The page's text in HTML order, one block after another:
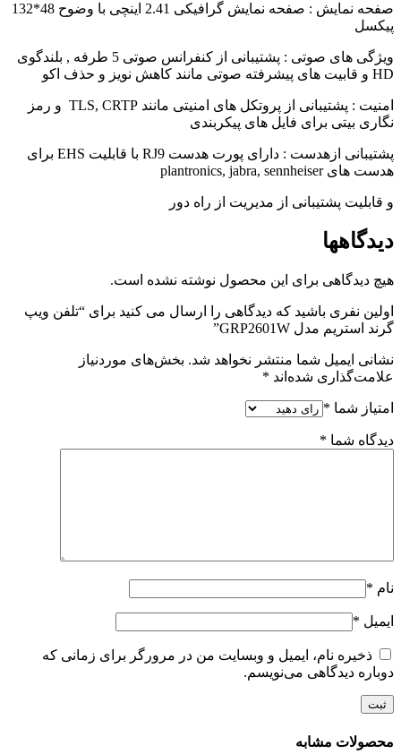
صفحه نمایش : صفحه نمایش گرافیکی 2.41 اینچی با وضوح 48*132
پیکسل
ویژگی های صوتی : پشتیبانی از کنفرانس صوتی 5 طرفه , بلندگوی
HD و قابیت های پیشرفته صوتی مانند کاهش نویز و حذف اکو
امنیت : پشتیبانی از پروتکل های امنیتی مانند TLS, CRTP و رمز
نگاری بیتی برای فایل های پیکربندی
پشتیبانی ازهدست : دارای پورت هدست RJ9 با قابلیت EHS برای
هدست های plantronics, jabra, sennheiser
و قابلیت پشتیبانی از مدیریت از راه دور
دیدگاهها
هیچ دیدگاهی برای این محصول نوشته نشده است.
اولین نفری باشید که دیدگاهی را ارسال می کنید برای “تلفن ویپ
گرند استریم مدل GRP2601W”
نشانی ایمیل شما منتشر نخواهد شد. بخش‌های موردنیاز
علامت‌گذاری شده‌اند *
امتیاز شما *
دیدگاه شما *
نام *
ایمیل *
ذخیره نام، ایمیل و وبسایت من در مرورگر برای زمانی که
دوباره دیدگاهی می‌نویسم.
محصولات مشابه